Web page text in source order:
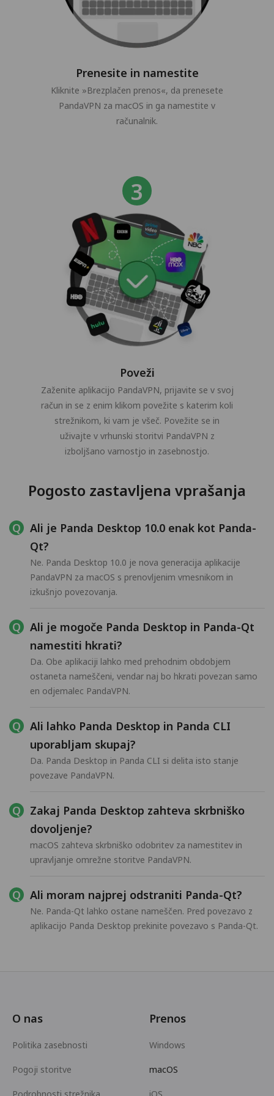
Prenesite in namestite
Kliknite »Brezplačen prenos«, da prenesete
PandaVPN za macOS in ga namestite v
računalnik.
Poveži
Zaženite aplikacijo PandaVPN, prijavite se v svoj
račun in se z enim klikom povežite s katerim koli
strežnikom, ki vam je všeč. Povežite se in
uživajte v vrhunski storitvi PandaVPN z
izboljšano varnostjo in zasebnostjo.
Pogosto zastavljena vprašanja
Ali je Panda Desktop 10.0 enak kot Panda-
Qt?
Ne. Panda Desktop 10.0 je nova generacija aplikacije
PandaVPN za macOS s prenovljenim vmesnikom in
izkušnjo povezovanja.
Ali je mogoče Panda Desktop in Panda-Qt
namestiti hkrati?
Da. Obe aplikaciji lahko med prehodnim obdobjem
ostaneta nameščeni, vendar naj bo hkrati povezan samo
en odjemalec PandaVPN.
Ali lahko Panda Desktop in Panda CLI
uporabljam skupaj?
Da. Panda Desktop in Panda CLI si delita isto stanje
povezave PandaVPN.
Zakaj Panda Desktop zahteva skrbniško
dovoljenje?
macOS zahteva skrbniško odobritev za namestitev in
upravljanje omrežne storitve PandaVPN.
Ali moram najprej odstraniti Panda-Qt?
Ne. Panda-Qt lahko ostane nameščen. Pred povezavo z
aplikacijo Panda Desktop prekinite povezavo s Panda-Qt.
O nas
Politika zasebnosti
Pogoji storitve
Prenos
Windows
macOS